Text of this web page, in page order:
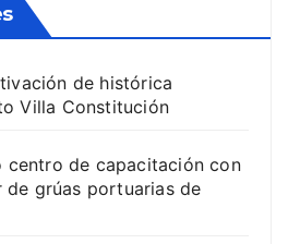
de histórica
Villa Constitución
centro de capacitación con
de grúas portuarias de